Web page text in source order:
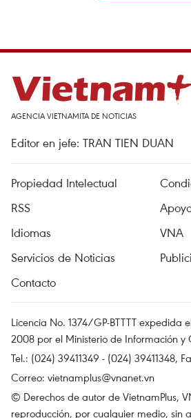
AGENCIA VIETNAMITA DE NOTICIAS
Editor en jefe: TRAN TIEN DUAN
Propiedad Intelectual
RSS
Idiomas
VNA
Servicios de Noticias
Contacto
Licencia No. 1374/GP-BTTTT expedida
2008 por el Ministerio de Información y
Tel.: (024) 39411349 - (024) 39411348,
Correo: vietnamplus@vnanet.vn
© Derechos de autor de VietnamPlus,
reproducción, por cualquier medio, sin